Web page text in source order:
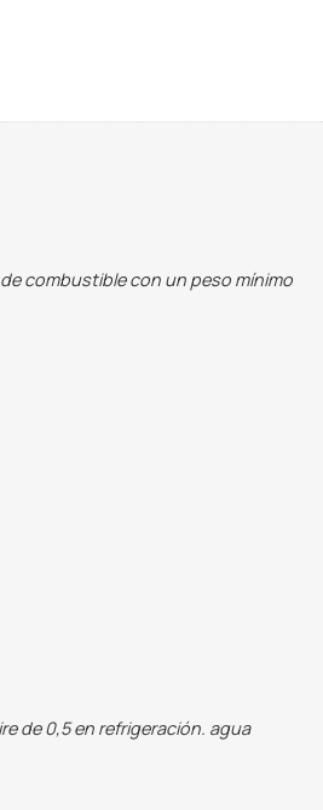
combustible con un peso mínimo
de 0,5 en refrigeración. agua